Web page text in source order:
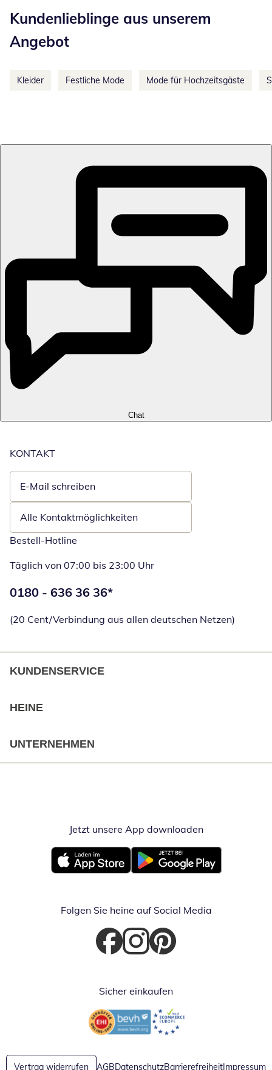
Kundenlieblinge aus unserem
Angebot
Kleider Festliche Mode Mode für Hochzeitsgäste
Chat
KONTAKT
E-Mail schreiben
Öffnet E-Mail-Client
Alle Kontaktmöglichkeiten
Bestell-Hotline
Täglich von 07:00 bis 23:00 Uhr
Telefonnummer:
0180 - 636 36 36*
(20 Cent/Verbindung aus allen deutschen Netzen)
KUNDENSERVICE
HEINE
UNTERNEHMEN
Jetzt unsere App downloadenÖffnet in
Öffnet in neuem FensterÖffnet in neuem Fenster
Folgen Sie heine auf Social Media
Öffnet in neuem Fenster
Öffnet in neuem Fenster
Öffnet in neuem Fenster
Sicher einkaufen
Öffnet in neuem FensterÖffnet in neuem Fenster
Vertrag widerrufen AGBDatenschutzBarrierefreiheitImpressum